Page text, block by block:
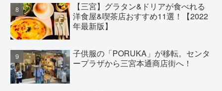
【三宮】グラタン&ドリアが食べれる
洋食屋&喫茶店おすすめ11選！【2022
年最新版】
子供服の「PORUKA」が移転。センタ
ープラザから三宮本通商店街へ！